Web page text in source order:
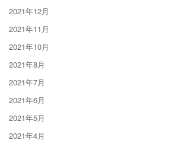
2021年12月
2021年11月
2021年10月
2021年8月
2021年7月
2021年6月
2021年5月
2021年4月